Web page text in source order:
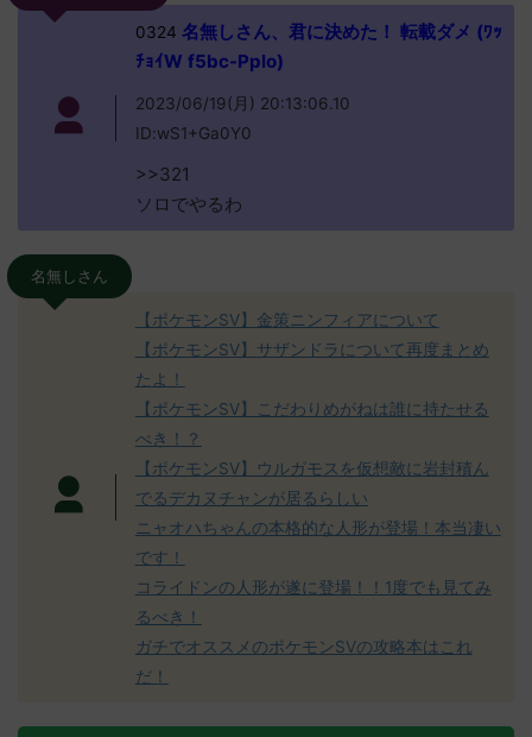
0324 名無しさん、君に決めた！ 転載ダメ (ﾜｯ
ﾁｮｲW f5bc-Pplo)
2023/06/19(月) 20:13:06.10
ID:wS1+Ga0Y0
>>321
ソロでやるわ
名無しさん
【ポケモンSV】金策ニンフィアについて
【ポケモンSV】サザンドラについて再度まとめ
たよ！
【ポケモンSV】こだわりめがねは誰に持たせる
べき！？
【ポケモンSV】ウルガモスを仮想敵に岩封積ん
でるデカヌチャンが居るらしい
ニャオハちゃんの本格的な人形が登場！本当凄い
です！
コライドンの人形が遂に登場！！1度でも見てみ
るべき！
ガチでオススメのポケモンSVの攻略本はこれ
だ！